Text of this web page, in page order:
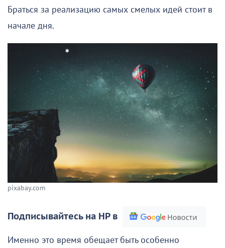
Браться за реализацию самых смелых идей стоит в
начале дня.
pixabay.com
Подписывайтесь на НР в
Именно это время обещает быть особенно